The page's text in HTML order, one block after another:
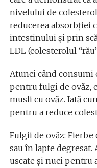
nivelului de
reducerea absorbției
intestinului și prin
LDL (colesterolul
Atunci când consumi
pentru fulgi de ovăz,
musli cu ovăz. Iată
pentru a reduce
Fulgii de ovăz:
sau în lapte degresat.
uscate și nuci pentru